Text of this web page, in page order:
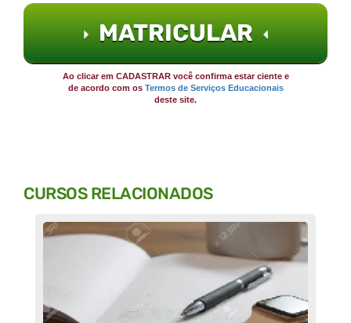
MATRICULAR
Ao clicar em CADASTRAR você confirma estar ciente e
de acordo com os Termos de Serviços Educacionais
deste site.
CURSOS RELACIONADOS